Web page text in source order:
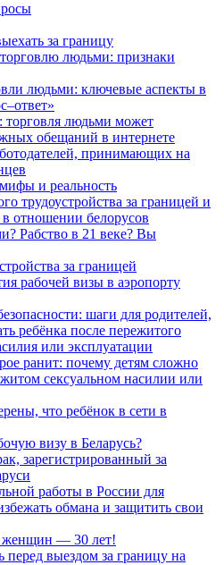
за границу
людьми: признаки
людьми: ключевые аспекты в
торговля людьми может
обещаний в интернете
принимающих на
и реальность
трудоустройства за границей и
отношении белорусов
Рабство в 21 веке? Вы
за границей
рабочей визы в аэропорту
шаги для родителей,
ребёнка после пережитого
или эксплуатации
ранит: почему детям сложно
сексуальном насилии или
что ребёнок в сети в
визу в Беларусь?
зарегистрированный за
работы в России для
обмана и защитить свои
женщин — 30 лет!
перед выездом за границу на